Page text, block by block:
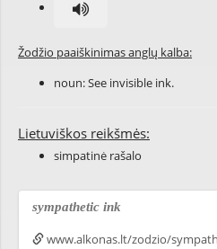
Žodžio paaiškinimas anglų kalba:
noun: See invisible ink.
Lietuviškos reikšmės:
simpatinė rašalo
sympathetic ink
www.alkonas.lt/zodzio/